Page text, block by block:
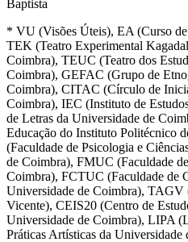
Baptista
* VU (Visões Úteis), EA (Curso
TEK (Teatro Experimental
Coimbra), TEUC (Teatro dos
Coimbra), GEFAC (Grupo de
Coimbra), CITAC (Círculo de
Coimbra), IEC (Instituto de
de Letras da Universidade de
Educação do Instituto Politécnico
(Faculdade de Psicologia e
de Coimbra), FMUC (Faculdade
Coimbra), FCTUC (Faculdade de
Universidade de Coimbra), TAGV
Vicente), CEIS20 (Centro de
Universidade de Coimbra), LIPA
Práticas Artísticas da Universidade